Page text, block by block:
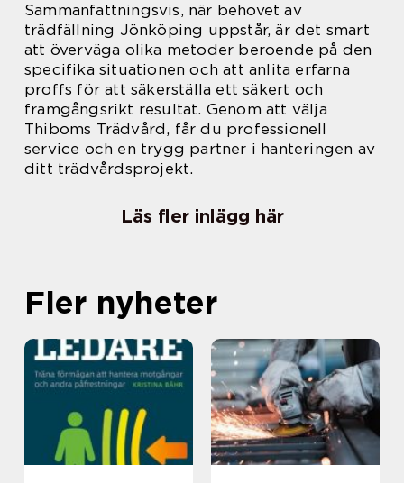
Sammanfattningsvis, när behovet av
trädfällning Jönköping uppstår, är det smart
att överväga olika metoder beroende på den
specifika situationen och att anlita erfarna
proffs för att säkerställa ett säkert och
framgångsrikt resultat. Genom att välja
Thiboms Trädvård, får du professionell
service och en trygg partner i hanteringen av
ditt trädvårdsprojekt.
Läs fler inlägg här
Fler nyheter